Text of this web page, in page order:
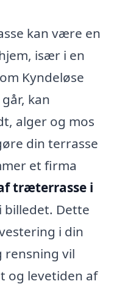
kan være en
især i en
Kyndeløse
kan
alger og mos
din terrasse
et firma
træterrasse i
billedet. Dette
i din
rensning vil
og levetiden af